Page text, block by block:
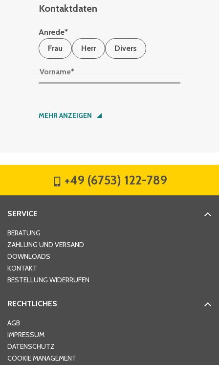
Kontaktdaten
Anrede*
Frau
Herr Divers
Vorname*
Nachname*
Hausnummer
Ort*
Telefon
MEHR ANZEIGEN
+49 (6753) 122-789
SERVICE
BERATUNG
ZAHLUNG UND VERSAND
DOWNLOADS
KONTAKT
BESTELLUNG WIDERRUFEN
RECHTLICHES
AGB
IMPRESSUM
DATENSCHUTZ
COOKIE MANAGEMENT